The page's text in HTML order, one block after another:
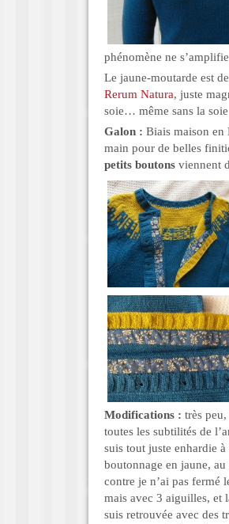
phénomène ne
Le jaune-moutarde est
Rerum Natura, juste
soie… même sans la
Galon : Biais maison
main pour de belles
petits boutons viennent
Modifications : très
toutes les subtilités de
suis tout juste enhardie
boutonnage en jaune,
contre je n’ai pas fermé
mais avec 3 aiguilles, et
suis retrouvée avec des